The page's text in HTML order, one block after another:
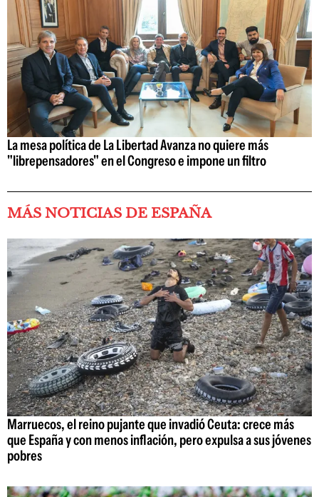
La mesa política de La Libertad Avanza no quiere más
"librepensadores" en el Congreso e impone un filtro
MÁS NOTICIAS DE ESPAÑA
Marruecos, el reino pujante que invadió Ceuta: crece más
que España y con menos inflación, pero expulsa a sus jóvenes
pobres